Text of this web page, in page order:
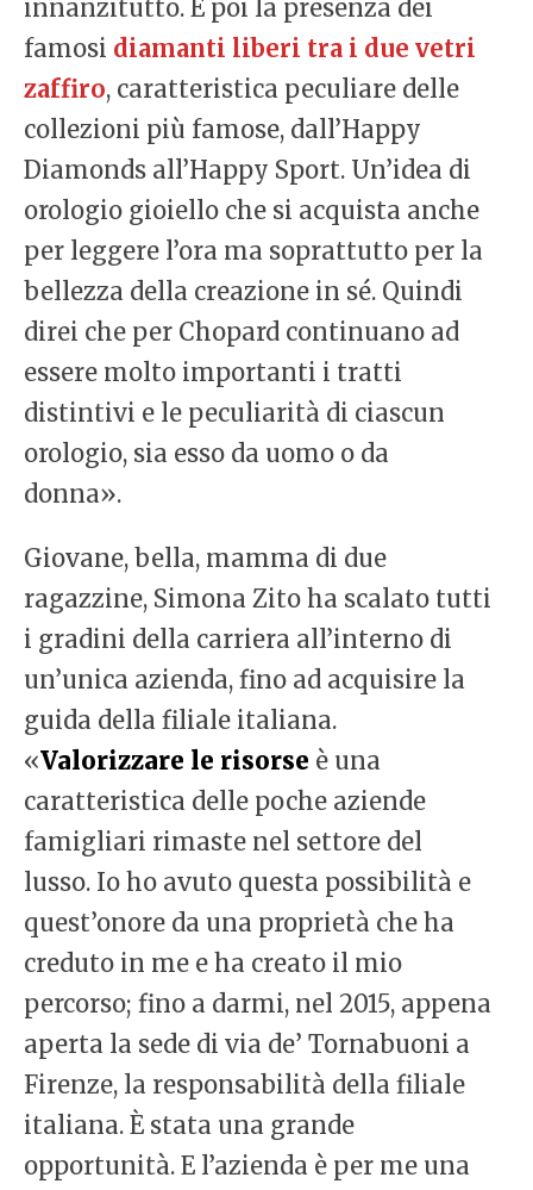
innanzitutto. E poi la presenza dei
famosi diamanti liberi tra i due vetri
zaffiro, caratteristica peculiare delle
collezioni più famose, dall’Happy
Diamonds all’Happy Sport. Un’idea di
orologio gioiello che si acquista anche
per leggere l’ora ma soprattutto per la
bellezza della creazione in sé. Quindi
direi che per Chopard continuano ad
essere molto importanti i tratti
distintivi e le peculiarità di ciascun
orologio, sia esso da uomo o da
donna».
Giovane, bella, mamma di due
ragazzine, Simona Zito ha scalato tutti
i gradini della carriera all’interno di
un’unica azienda, fino ad acquisire la
guida della filiale italiana.
«Valorizzare le risorse è una
caratteristica delle poche aziende
famigliari rimaste nel settore del
lusso. Io ho avuto questa possibilità e
quest’onore da una proprietà che ha
creduto in me e ha creato il mio
percorso; fino a darmi, nel 2015, appena
aperta la sede di via de’ Tornabuoni a
Firenze, la responsabilità della filiale
italiana. È stata una grande
opportunità. E l’azienda è per me una